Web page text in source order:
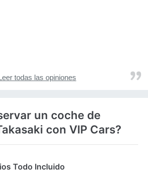
todas las opiniones
un coche de
con VIP Cars?
Todo Incluido